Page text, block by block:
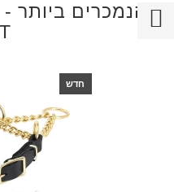
הנמכרים ביותר -
חדש